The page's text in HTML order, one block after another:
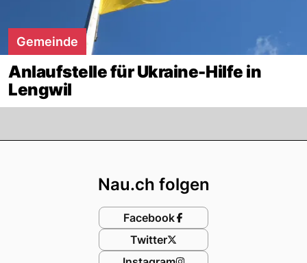
Gemeinde
Anlaufstelle für Ukraine-Hilfe in
Lengwil
Nau.ch folgen
Facebook
Twitter